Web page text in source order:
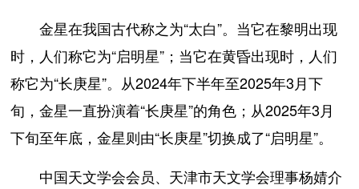
金星在我国古代称之为“太白”。当它在黎明出现
时，人们称它为“启明星”；当它在黄昏出现时，人们
称它为“长庚星”。从2024年下半年至2025年3月下
旬，金星一直扮演着“长庚星”的角色；从2025年3月
下旬至年底，金星则由“长庚星”切换成了“启明星”。
中国天文学会会员、天津市天文学会理事杨婧介